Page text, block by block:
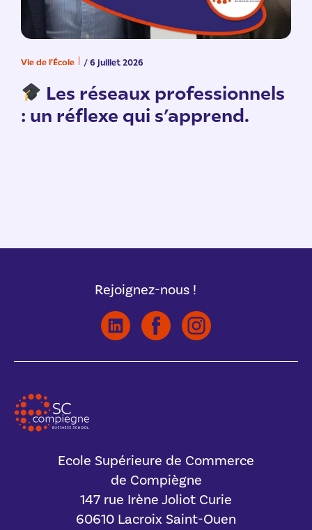
Vie de l'École / 6 juillet 2026
Les réseaux professionnels
: un réflexe qui s’apprend.
Rejoignez-nous !
Ecole Supérieure de Commerce
de Compiègne
147 rue Irène Joliot Curie
60610 Lacroix Saint-Ouen